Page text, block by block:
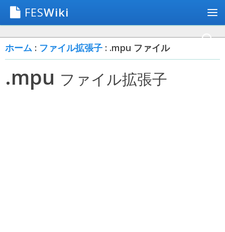
FESWiki
ホーム : ファイル拡張子 : .mpu ファイル
.mpu ファイル拡張子